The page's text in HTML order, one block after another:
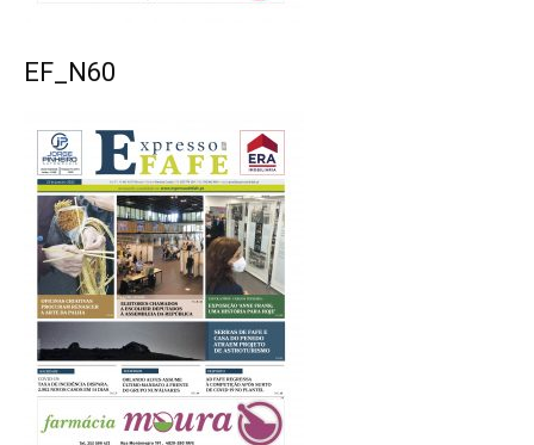
EF_N60